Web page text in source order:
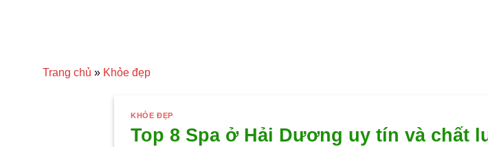
Trang chủ » Khỏe đẹp
KHỎE ĐẸP
Top 8 Spa ở Hải Dương uy tín và chất